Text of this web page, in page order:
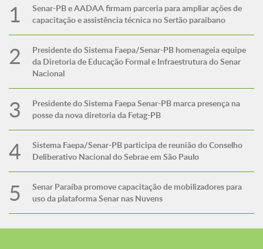
Senar-PB e AADAA firmam parceria para ampliar ações de
capacitação e assistência técnica no Sertão paraibano
Presidente do Sistema Faepa/Senar-PB homenageia equipe
da Diretoria de Educação Formal e Infraestrutura do Senar
Nacional
Presidente do Sistema Faepa Senar-PB marca presença na
posse da nova diretoria da Fetag-PB
Sistema Faepa/Senar-PB participa de reunião do Conselho
Deliberativo Nacional do Sebrae em São Paulo
Senar Paraíba promove capacitação de mobilizadores para
uso da plataforma Senar nas Nuvens